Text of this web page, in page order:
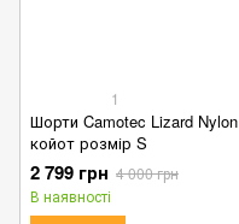
1
Шорти Camotec Lizard Nylon
койот розмір S
2 799 грн 4 000 грн
В наявності